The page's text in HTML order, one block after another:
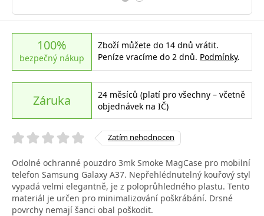
100%
bezpečný nákup
Zboží můžete do 14 dnů vrátit.
Peníze vracíme do 2 dnů. Podmínky.
Záruka
24 měsíců (platí pro všechny – včetně
objednávek na IČ)
Zatím nehodnocen
Odolné ochranné pouzdro 3mk Smoke MagCase pro mobilní
telefon Samsung Galaxy A37. Nepřehlédnutelný kouřový styl
vypadá velmi elegantně, je z poloprůhledného plastu. Tento
materiál je určen pro minimalizování poškrábání. Drsné
povrchy nemají šanci obal poškodit.